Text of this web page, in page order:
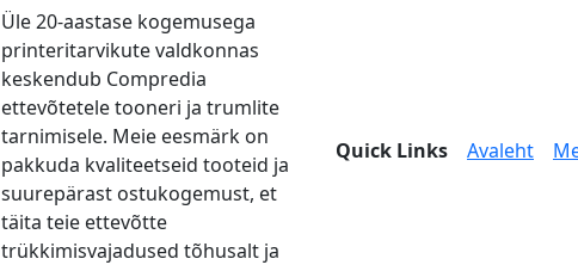
Üle 20-aastase kogemusega
printeritarvikute valdkonnas
keskendub Compredia
ettevõtetele tooneri ja trumlite
tarnimisele. Meie eesmärk on
pakkuda kvaliteetseid tooteid ja
suurepärast ostukogemust, et
täita teie ettevõtte
trükkimisvajadused tõhusalt ja
Quick Links Avaleht